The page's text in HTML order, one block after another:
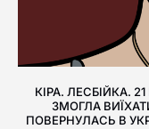
КІРА. ЛЕСБІЙКА.
ЗМОГЛА
ПОВЕРНУЛАСЬ В